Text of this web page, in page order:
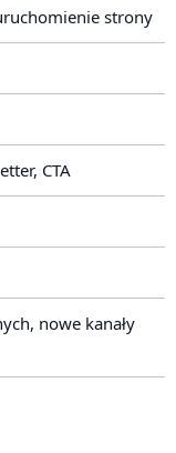
strony
CTA
nowe kanały